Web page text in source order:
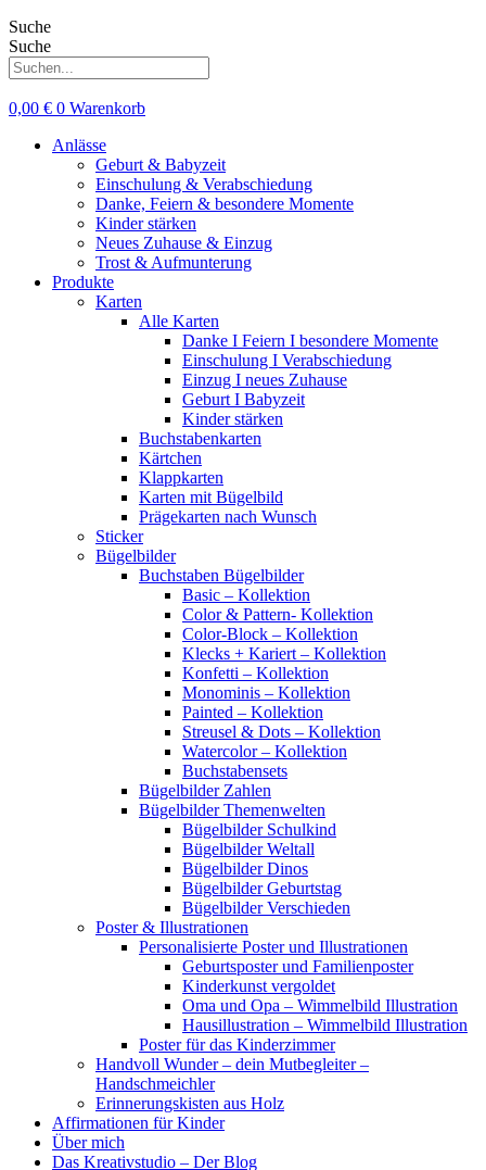
Suche
Suche
0,00 € 0 Warenkorb
Anlässe
Geburt & Babyzeit
Einschulung & Verabschiedung
Danke, Feiern & besondere Momente
Kinder stärken
Neues Zuhause & Einzug
Trost & Aufmunterung
Produkte
Karten
Alle Karten
Danke I Feiern I besondere Momente
Einschulung I Verabschiedung
Einzug I neues Zuhause
Geburt I Babyzeit
Kinder stärken
Buchstabenkarten
Kärtchen
Klappkarten
Karten mit Bügelbild
Prägekarten nach Wunsch
Sticker
Bügelbilder
Buchstaben Bügelbilder
Basic – Kollektion
Color & Pattern- Kollektion
Color-Block – Kollektion
Klecks + Kariert – Kollektion
Konfetti – Kollektion
Monominis – Kollektion
Painted – Kollektion
Streusel & Dots – Kollektion
Watercolor – Kollektion
Buchstabensets
Bügelbilder Zahlen
Bügelbilder Themenwelten
Bügelbilder Schulkind
Bügelbilder Weltall
Bügelbilder Dinos
Bügelbilder Geburtstag
Bügelbilder Verschieden
Poster & Illustrationen
Personalisierte Poster und Illustrationen
Geburtsposter und Familienposter
Kinderkunst vergoldet
Oma und Opa – Wimmelbild Illustration
Hausillustration – Wimmelbild Illustration
Poster für das Kinderzimmer
Handvoll Wunder – dein Mutbegleiter –
Handschmeichler
Erinnerungskisten aus Holz
Affirmationen für Kinder
Über mich
Das Kreativstudio – Der Blog